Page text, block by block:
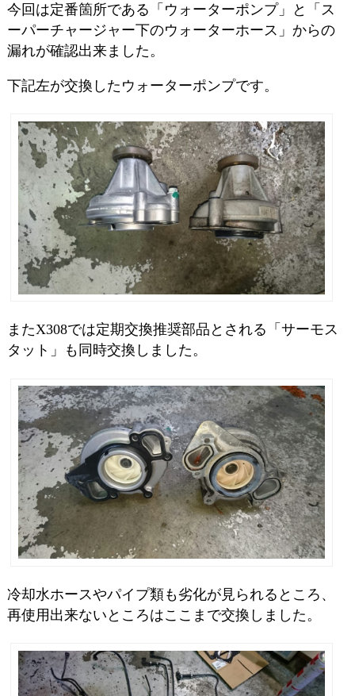
今回は定番箇所である「ウォーターポンプ」と「ス
ーパーチャージャー下のウォーターホース」からの
漏れが確認出来ました。
下記左が交換したウォーターポンプです。
またX308では定期交換推奨部品とされる「サーモス
タット」も同時交換しました。
冷却水ホースやパイプ類も劣化が見られるところ、
再使用出来ないところはここまで交換しました。